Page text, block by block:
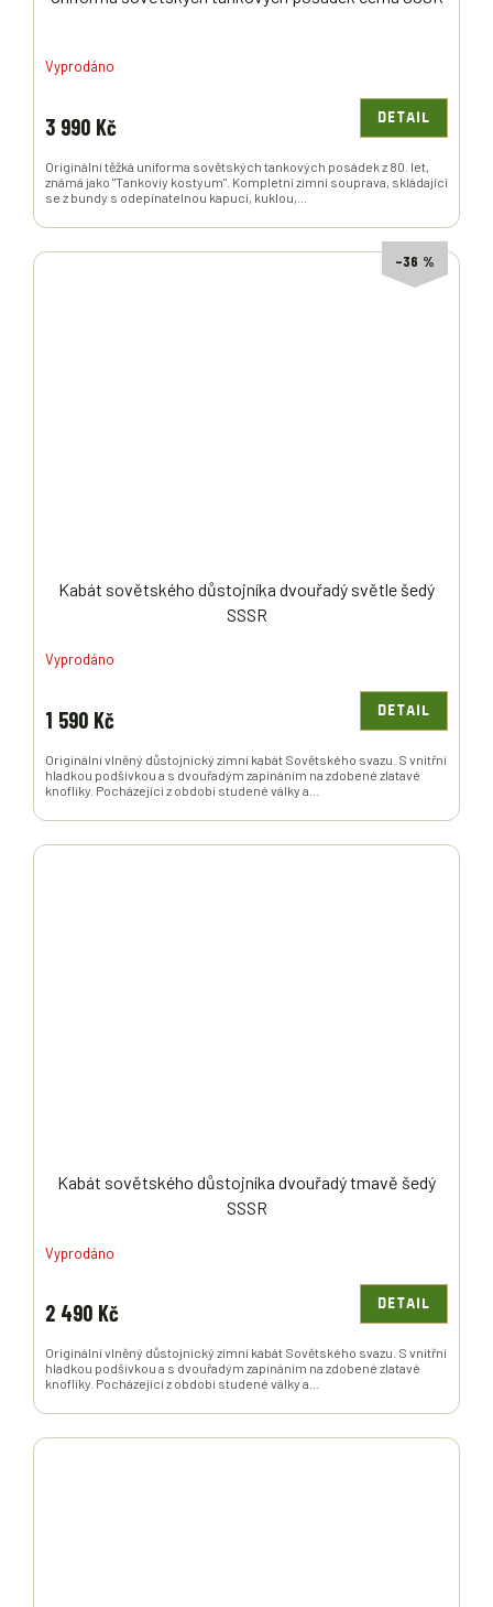
Vyprodáno
3 990 Kč DETAIL
Originální těžká uniforma sovětských tankových posádek z 80. let,
známá jako "Tankoviy kostyum". Kompletní zimní souprava, skládající
se z bundy s odepínatelnou kapucí, kuklou,...
–36 %
Kabát sovětského důstojníka dvouřadý světle šedý
SSSR
Vyprodáno
1 590 Kč DETAIL
Originální vlněný důstojnický zimní kabát Sovětského svazu. S vnitřní
hladkou podšívkou a s dvouřadým zapínáním na zdobené zlatavé
knoflíky. Pocházející z období studené války a...
Kabát sovětského důstojníka dvouřadý tmavě šedý
SSSR
Vyprodáno
2 490 Kč DETAIL
Originální vlněný důstojnický zimní kabát Sovětského svazu. S vnitřní
hladkou podšívkou a s dvouřadým zapínáním na zdobené zlatavé
knoflíky. Pocházející z období studené války a...